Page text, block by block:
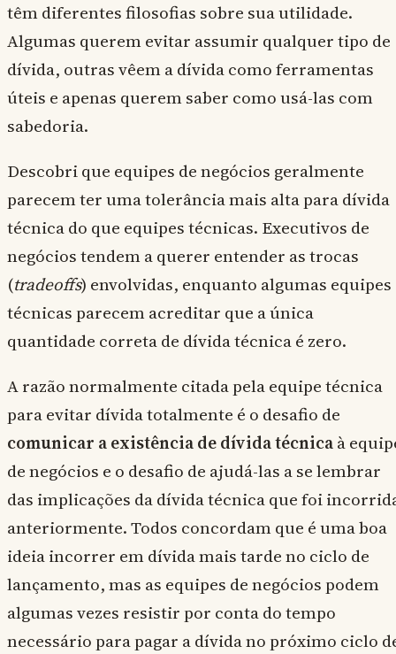
têm diferentes filosofias sobre sua utilidade.
Algumas querem evitar assumir qualquer tipo de
dívida, outras vêem a dívida como ferramentas
úteis e apenas querem saber como usá-las com
sabedoria.
Descobri que equipes de negócios geralmente
parecem ter uma tolerância mais alta para dívida
técnica do que equipes técnicas. Executivos de
negócios tendem a querer entender as trocas
(tradeoffs) envolvidas, enquanto algumas equipes
técnicas parecem acreditar que a única
quantidade correta de dívida técnica é zero.
A razão normalmente citada pela equipe técnica
para evitar dívida totalmente é o desafio de
comunicar a existência de dívida técnicaà
de negócios e o desafio de ajudá-las a se lembrar
das implicações da dívida técnica que foi
anteriormente. Todos concordam que é uma boa
ideia incorrer em dívida mais tarde no ciclo de
lançamento, mas as equipes de negócios podem
algumas vezes resistir por conta do tempo
necessário para pagar a dívida no próximo ciclo